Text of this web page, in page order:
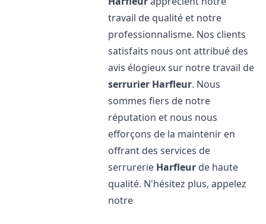
travail de qualité et notre
professionnalisme. Nos clients
satisfaits nous ont attribué des
avis élogieux sur notre travail de
serrurier Harfleur. Nous
sommes fiers de notre
réputation et nous nous
efforçons de la maintenir en
offrant des services de
serrurerie Harfleur de haute
qualité. N'hésitez plus, appelez
notre